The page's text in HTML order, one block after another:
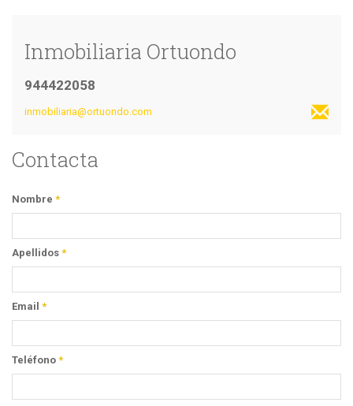
Inmobiliaria Ortuondo
944422058
inmobiliaria@ortuondo.com
Contacta
Nombre *
Apellidos *
Email *
Teléfono *